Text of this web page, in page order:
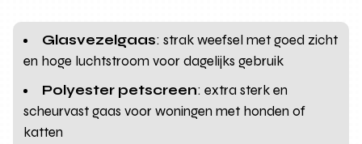
Glasvezelgaas: strak weefsel met goed zicht
en hoge luchtstroom voor dagelijks gebruik
Polyester petscreen: extra sterk en
scheurvast gaas voor woningen met honden of
katten